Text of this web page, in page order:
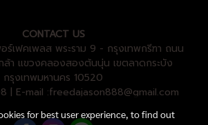
CONTACT US
ร์เฟคเพลส พระราม 9 - กรุงเทพกรีฑา ถนน
ล้า แขวงคลองสองต้นนุ่น เขตลาดกระบัง
กรุงเทพมหานคร 10520
| E-mail :freedajason888@gmail.com
for best user experience, to find out